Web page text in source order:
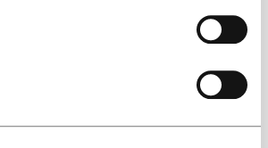
voor onze nieuwsbrief